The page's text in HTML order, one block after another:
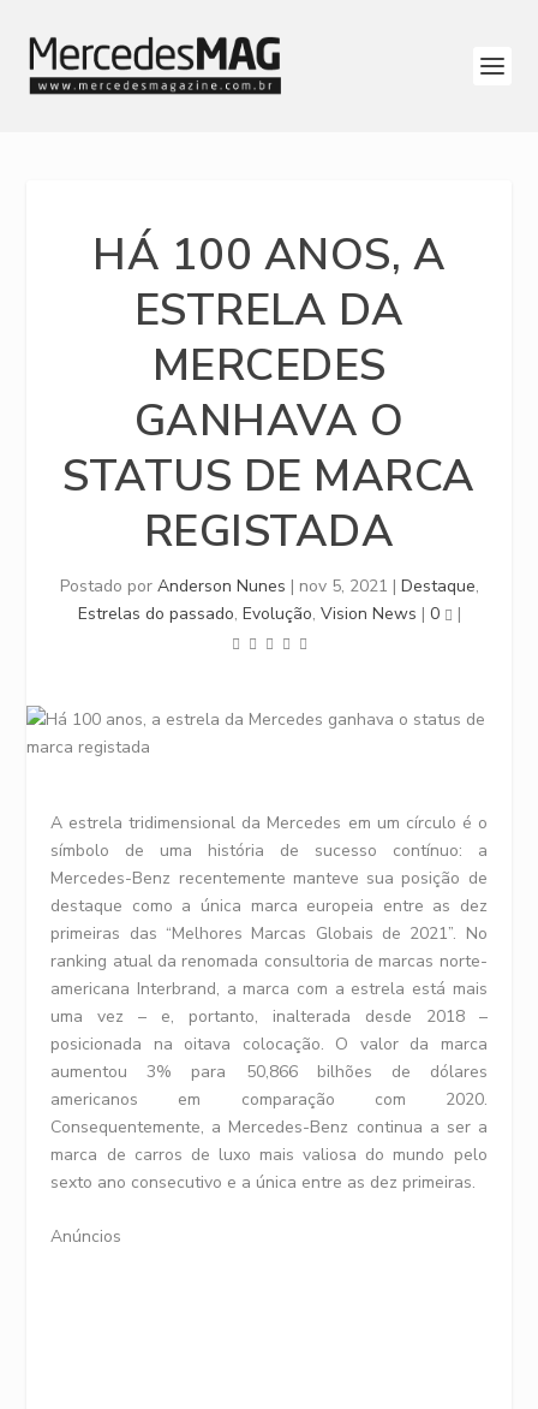
HÁ 100 ANOS, A
ESTRELA DA
MERCEDES
GANHAVA O
STATUS DE MARCA
REGISTADA
Postado por Anderson Nunes | nov 5, 2021 | Destaque,
Estrelas do passado, Evolução, Vision News | 0 |
A estrela tridimensional da Mercedes em um círculo é o
símbolo de uma história de sucesso contínuo: a
Mercedes-Benz recentemente manteve sua posição de
destaque como a única marca europeia entre as dez
primeiras das “Melhores Marcas Globais de 2021”. No
ranking atual da renomada consultoria de marcas norte-
americana Interbrand, a marca com a estrela está mais
uma vez – e, portanto, inalterada desde 2018 –
posicionada na oitava colocação. O valor da marca
aumentou 3% para 50,866 bilhões de dólares
americanos em comparação com 2020.
Consequentemente, a Mercedes-Benz continua a ser a
marca de carros de luxo mais valiosa do mundo pelo
sexto ano consecutivo e a única entre as dez primeiras.
Anúncios